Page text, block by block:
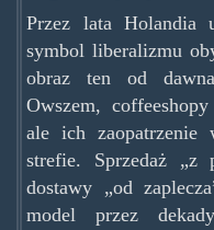
Przez lata Holandia
symbol liberalizmu
obraz ten od
Owszem,
ale ich zaopatrzenie
strefie. Sprzedaż „z
dostawy „od
model przez